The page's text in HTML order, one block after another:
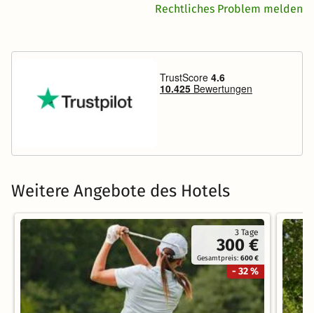
Rechtliches Problem melden
Weitere Angebote des Hotels
3 Tage
300 €
Gesamtpreis:600 €
- 32 %